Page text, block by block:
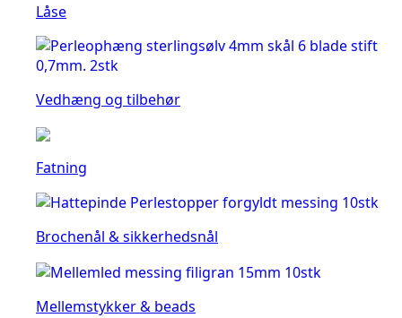
Låse
Vedhæng og tilbehør
Fatning
Brochenål & sikkerhedsnål
Mellemstykker & beads